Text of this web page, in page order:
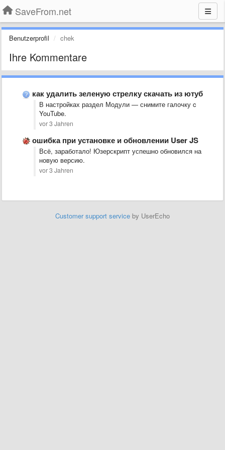
SaveFrom.net
Benutzerprofil chek
Ihre Kommentare
как удалить зеленую стрелку скачать из ютуб
В настройках раздел Модули — снимите галочку c
YouTube.
vor 3 Jahren
ошибка при установке и обновлении User JS
Всё, заработало! Юзерскрипт успешно обновился на
новую версию.
vor 3 Jahren
Customer support service by UserEcho